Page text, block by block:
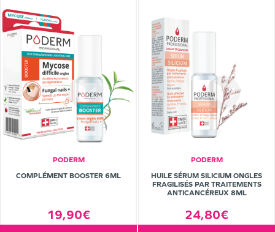
PODERM
COMPLÉMENT BOOSTER 6ML
19,90€
PODERM
HUILE SÉRUM SILICIUM ONGLES
FRAGILISÉS PAR TRAITEMENTS
ANTICANCÉREUX 8ML
24,80€